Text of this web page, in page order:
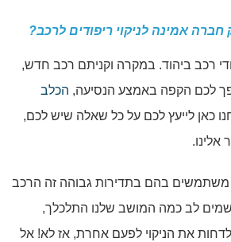
אמינה לניקוי ריפודים לרכב?
רכב ביהוד. במקרה וקניתם רכב חדש,
לכם הקפה באמצע הנסיעה, הכלב
כאן לייעץ לכם על כל שאלה שיש לכם,
בהם בתדירות גבוהה זה הרכב
שמים לב כמה המושב שלנו התלכלך,
לדחות את הניקוי לפעם אחרת, אז לא! אל